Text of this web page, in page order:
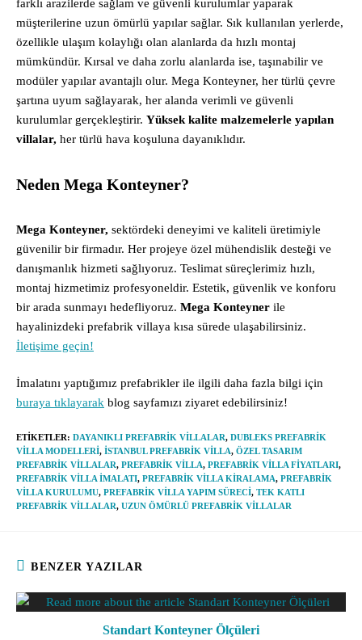
farklı arazilerde sağlam ve güvenli kurulumlar yaparak
müşterilerine uzun ömürlü yapılar sağlar. Sık kullanılan yerlerde,
özellikle ulaşım kolaylığı olan alanlarda da hızlı montaj
mümkündür. Kırsal ve daha zorlu alanlarda ise, taşınabilir ve
modüler yapılar avantajlı olur. Mega Konteyner, her türlü çevre
şartına uyum sağlayarak, her alanda verimli ve güvenli
kurulumlar gerçekleştirir. Yüksek kalite malzemelerle yapılan
villalar, her türlü hava koşuluna dayanıklıdır.
Neden Mega Konteyner?
Mega Konteyner, sektördeki deneyimi ve kaliteli üretimiyle
güvenilir bir firmadır. Her projeye özel mühendislik desteği ve
danışmanlık hizmeti sağlıyoruz. Teslimat süreçlerimiz hızlı,
montaj hizmetimiz profesyoneldir. Estetik, güvenlik ve konforu
bir arada sunmayı hedefliyoruz. Mega Konteyner ile
hayalinizdeki prefabrik villaya kısa sürede ulaşabilirsiniz.
İletişime geçin!
İmalatını yaptığımız prefabrikler ile ilgili daha fazla bilgi için
buraya tıklayarak blog sayfamızı ziyaret edebilirsiniz!
ETIKETLER: DAYANIKLI PREFABRIK VILLALAR, DUBLEKS PREFABRIK
VILLA MODELLERI, ISTANBUL PREFABRIK VILLA, ÖZEL TASARIM
PREFABRIK VILLALAR, PREFABRIK VILLA, PREFABRIK VILLA FIYATLARI,
PREFABRIK VILLA IMALATI, PREFABRIK VILLA KIRALAMA, PREFABRIK
VILLA KURULUMU, PREFABRIK VILLA YAPIM SÜRECI, TEK KATLI
PREFABRIK VILLALAR, UZUN ÖMÜRLÜ PREFABRIK VILLALAR
BENZER YAZILAR
Standart Konteyner Ölçüleri